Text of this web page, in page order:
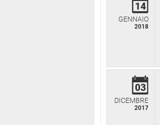
14
GENNAIO
2018
03
DICEMBRE
2017